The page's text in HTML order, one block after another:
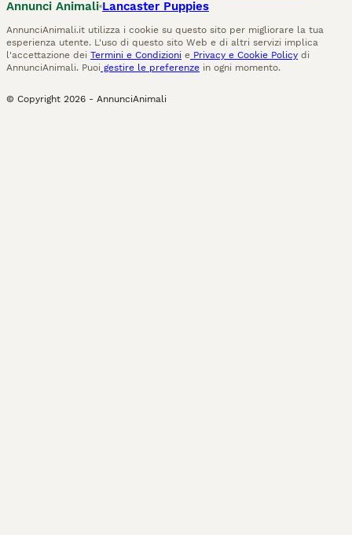
Annunci Animali Lancaster Puppies
AnnunciAnimali.it utilizza i cookie su questo sito per migliorare la tua
esperienza utente. L'uso di questo sito Web e di altri servizi implica
l'accettazione dei Termini e Condizioni e Privacy e Cookie Policy di
AnnunciAnimali. Puoi gestire le preferenze in ogni momento.
© Copyright 2026 - AnnunciAnimali